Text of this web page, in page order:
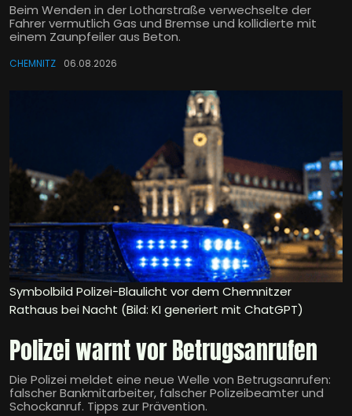
Beim Wenden in der Lotharstraße verwechselte der
Fahrer vermutlich Gas und Bremse und kollidierte mit
einem Zaunpfeiler aus Beton.
CHEMNITZ 06.08.2026
Symbolbild Polizei-Blaulicht vor dem Chemnitzer
Rathaus bei Nacht (Bild: KI generiert mit ChatGPT)
Polizei warnt vor Betrugsanrufen
Die Polizei meldet eine neue Welle von Betrugsanrufen:
falscher Bankmitarbeiter, falscher Polizeibeamter und
Schockanruf. Tipps zur Prävention.